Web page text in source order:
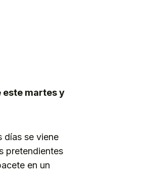
este martes y
días se viene
pretendientes
en un